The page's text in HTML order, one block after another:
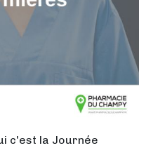
c'est la Journée